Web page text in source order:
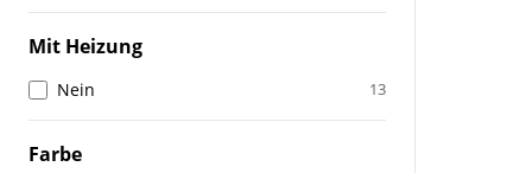
Mit Heizung
Nein 13
Farbe